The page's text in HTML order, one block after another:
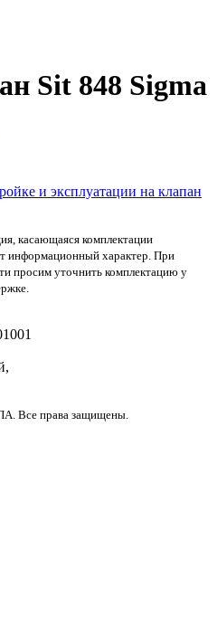
Sit 848 Sigma
и эксплуатации на клапан
касающаяся комплектации
информационный характер. При
просим уточнить комплектацию у
Все права защищены.